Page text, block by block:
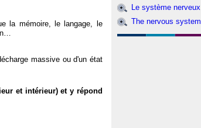
la mémoire, le langage, le
massive ou d'un état
et intérieur) et y répond
Le système nerveux
The nervous system